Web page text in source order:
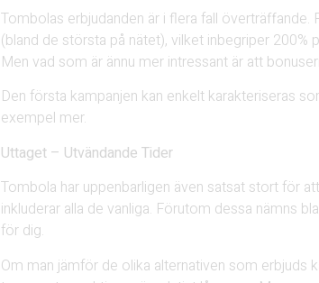
Tombolas erbjudanden är i flera fall
(bland de största på nätet), vilket inbegriper
Men vad som är ännu mer intressant är att
Den första kampanjen kan enkelt karakteriseras
exempel mer.
Uttaget – Utvändande Tider
Tombola har uppenbarligen även satsat stort för
inkluderar alla de vanliga. Förutom dessa nämns
för dig.
Om man jämför de olika alternativen som erbjuds